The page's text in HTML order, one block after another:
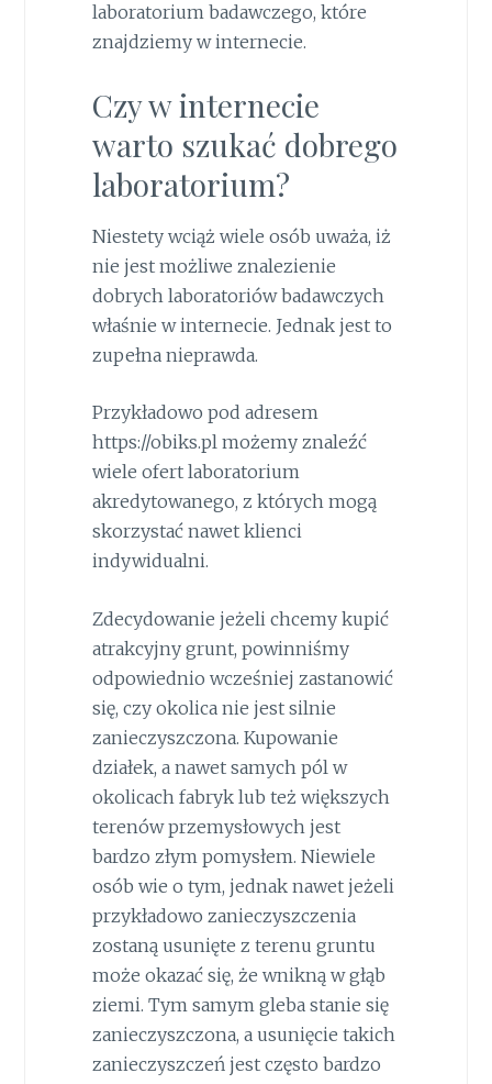
laboratorium badawczego, które
znajdziemy w internecie.
Czy w internecie
warto szukać dobrego
laboratorium?
Niestety wciąż wiele osób uważa, iż
nie jest możliwe znalezienie
dobrych laboratoriów badawczych
właśnie w internecie. Jednak jest to
zupełna nieprawda.
Przykładowo pod adresem
https://obiks.pl możemy znaleźć
wiele ofert laboratorium
akredytowanego, z których mogą
skorzystać nawet klienci
indywidualni.
Zdecydowanie jeżeli chcemy kupić
atrakcyjny grunt, powinniśmy
odpowiednio wcześniej zastanowić
się, czy okolica nie jest silnie
zanieczyszczona. Kupowanie
działek, a nawet samych pól w
okolicach fabryk lub też większych
terenów przemysłowych jest
bardzo złym pomysłem. Niewiele
osób wie o tym, jednak nawet jeżeli
przykładowo zanieczyszczenia
zostaną usunięte z terenu gruntu
może okazać się, że wnikną w głąb
ziemi. Tym samym gleba stanie się
zanieczyszczona, a usunięcie takich
zanieczyszczeń jest często bardzo